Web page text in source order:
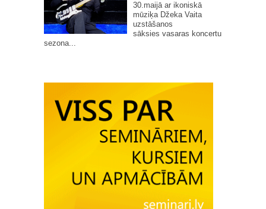
30.maijā ar ikoniskā
mūziķa Džeka Vaita
uzstāšanos
sāksies vasaras koncertu
sezona...